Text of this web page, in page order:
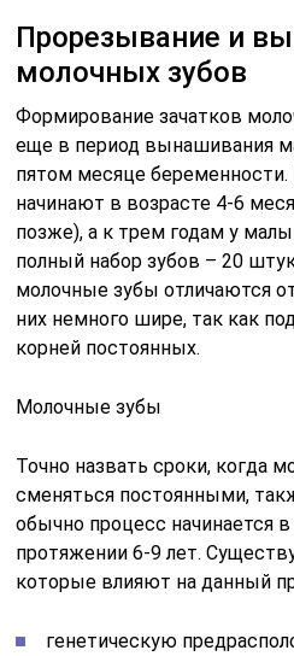
Прорезывание и
молочных зубов
Формирование зачатков
еще в период вынашивания
пятом месяце
начинают в возрасте 4-6
позже), а к трем годам у
полный набор зубов – 20
молочные зубы отличаются
них немного шире, так как
корней постоянных.
Молочные зубы
Точно назвать сроки, когда
сменяться постоянными,
обычно процесс начинается
протяжении 6-9 лет.
которые влияют на данный
генетическую